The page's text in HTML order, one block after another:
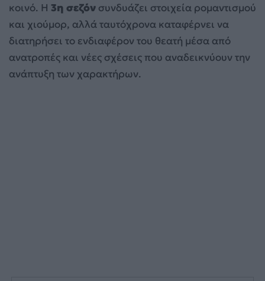
κοινό. Η 3η σεζόν συνδυάζει στοιχεία ρομαντισμού
και χιούμορ, αλλά ταυτόχρονα καταφέρνει να
διατηρήσει το ενδιαφέρον του θεατή μέσα από
ανατροπές και νέες σχέσεις που αναδεικνύουν την
ανάπτυξη των χαρακτήρων.